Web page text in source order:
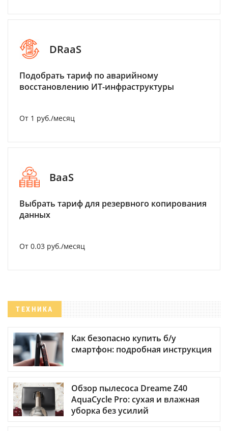
DRaaS
Подобрать тариф по аварийному
восстановлению ИТ-инфраструктуры
От 1 руб./месяц
BaaS
Выбрать тариф для резервного копирования
данных
От 0.03 руб./месяц
ТЕХНИКА
Как безопасно купить б/у
смартфон: подробная инструкция
Обзор пылесоса Dreame Z40
AquaCycle Pro: сухая и влажная
уборка без усилий